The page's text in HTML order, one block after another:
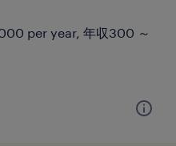
per year, 年収300 ～